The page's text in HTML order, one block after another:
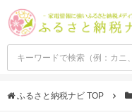
ふるさと納税ナビ TOP